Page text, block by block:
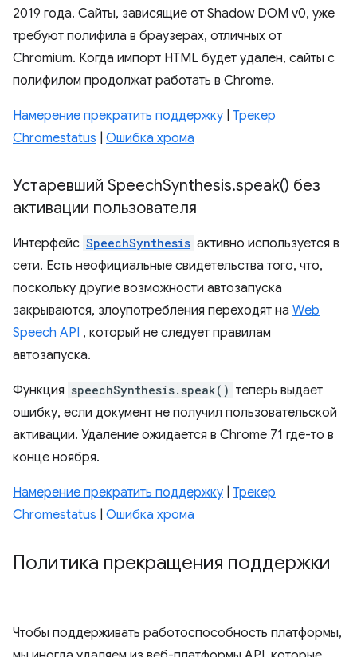
2019 года. Сайты, зависящие от Shadow DOM v0, уже
требуют полифила в браузерах, отличных от
Chromium. Когда импорт HTML будет удален, сайты с
полифилом продолжат работать в Chrome.
Намерение прекратить поддержку Трекер
Chromestatus
Ошибка хрома
Устаревший SpeechSynthesis.speak() без
активации пользователя
Интерфейс SpeechSynthesis активно используется в
сети. Есть неофициальные свидетельства того, что,
поскольку другие возможности автозапуска
закрываются, злоупотребления переходят на Web
Speech API , который не следует правилам
автозапуска.
Функция speechSynthesis.speak() теперь выдает
ошибку, если документ не получил пользовательской
активации. Удаление ожидается в Chrome 71 где-то в
конце ноября.
Намерение прекратить поддержку Трекер
Chromestatus
Ошибка хрома
Политика прекращения поддержки
Чтобы поддерживать работоспособность платформы,